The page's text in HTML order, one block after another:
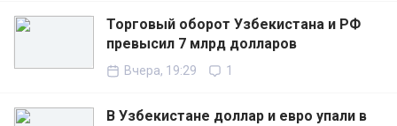
Торговый оборот Узбекистана и РФ
превысил 7 млрд долларов
Вчера, 19:29 1
В Узбекистане доллар и евро упали в